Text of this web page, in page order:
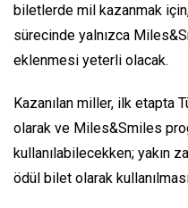
biletlerde mil kazanmak
sürecinde yalnızca
eklenmesi yeterli olacak.
Kazanılan miller, ilk etapta
olarak ve Miles&Smiles
kullanılabilecekken; yakın
ödül bilet olarak